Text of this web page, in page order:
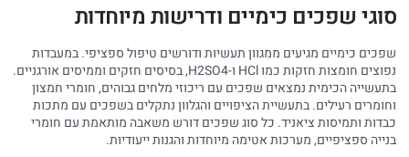
סוגי שפכים כימיים ודרישות מיוחדות
שפכים כימיים מגיעים ממגוון תעשיות ודורשים טיפול ספציפי. במעבדות
נפוצים חומצות חזקות כמו HCl ו-H2SO4, בסיסים חזקים וממיסים אורגניים.
בתעשייה הכימית נמצאים שפכים עם ריכוזי מלחים גבוהים, חומרי חמצון
וחומרים רעילים. בתעשיית הציפויים והגלוון נתקלים בשפכים עם מתכות
כבדות ותמיסות ציאניד. כל סוג שפכים דורש משאבה מותאמת עם חומרי
בנייה ספציפיים, מערכות אטימה מיוחדות והגנות ייעודיות.